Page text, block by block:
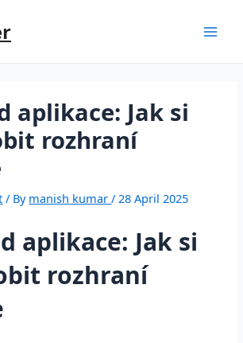
aplikace: Jak si
rozhraní
/ By manish kumar/ 28 April 2025
aplikace: Jak si
rozhraní